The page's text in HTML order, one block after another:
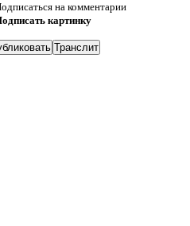
на комментарии
картинку